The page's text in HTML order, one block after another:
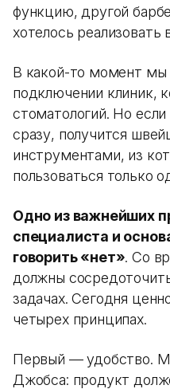
функцию, другой
хотелось реализовать
В какой-то момент мы
подключении клиник,
стоматологий. Но
сразу, получится
инструментами, из
пользоваться только
Одно из важнейших
специалиста и
говорить «нет». Со
должны
задачах. Сегодня
четырех принципах.
Первый — удобство.
Джобса: продукт